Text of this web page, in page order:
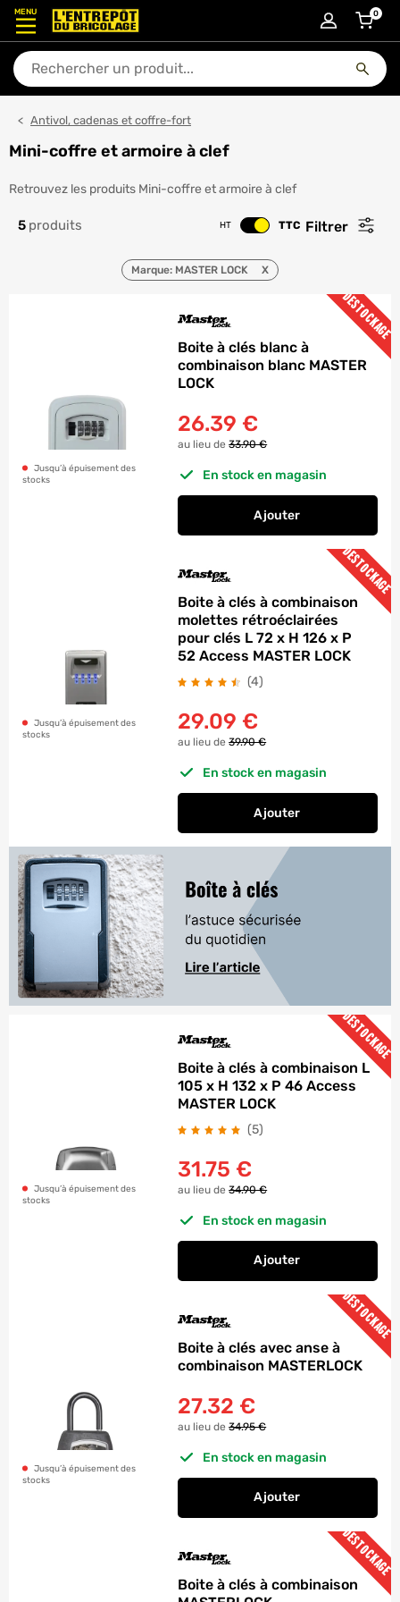
MENU
En quoi puis-je vous aider ?
0article
Antivol, cadenas et coffre-fort
Mini-coffre et armoire à clef
Mini-coffre et armoire à
Retrouvez les produits Mini-coffre et armoire à clef
5 produits HT Changer le prix
TTC Filtrer
Marque: MASTER LOCK X
DESTOCKAGE
Jusqu’à épuisement des
stocks
Boite à clés blanc à
combinaison blanc MASTER
LOCK
26.39 €
au lieu de33.90 €
En stock en magasin
Ajouter
Boite à clés blanc à
DESTOCKAGE
Jusqu’à épuisement des
stocks
Boite à clés à combinaison
molettes rétroéclairées
pour clés L 72 x H 126 x P
52 Access MASTER LOCK
(4)
29.09 €
au lieu de39.90 €
En stock en magasin
Ajouter
Boite à clés à
DESTOCKAGE
Jusqu’à épuisement des
stocks
Boite à clés à combinaison L
105 x H 132 x P 46 Access
MASTER LOCK
(5)
31.75 €
au lieu de34.90 €
En stock en magasin
Ajouter
Boite à clés à
DESTOCKAGE
Jusqu’à épuisement des
stocks
Boite à clés avec anse à
combinaison MASTERLOCK
27.32 €
au lieu de34.95 €
En stock en magasin
Ajouter
Boite à clés avec
DESTOCKAGE
Boite à clés à combinaison